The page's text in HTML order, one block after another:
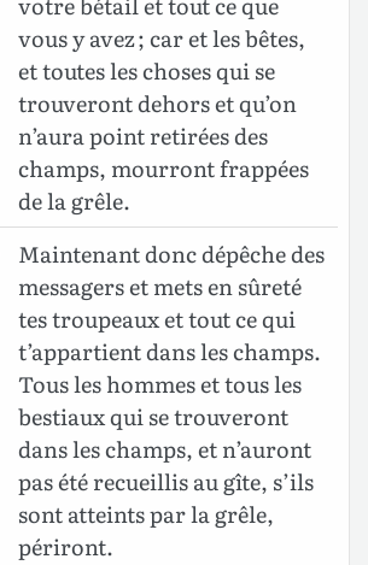
vous y avez ; car et les bêtes,
et toutes les choses qui se
trouveront dehors et qu’on
n’aura point retirées des
champs, mourront frappées
de la grêle.
Maintenant donc dépêche des
messagers et mets en sûreté
tes troupeaux et tout ce qui
t’appartient dans les champs.
Tous les hommes et tous les
bestiaux qui se trouveront
dans les champs, et n’auront
pas été recueillis au gîte, s’ils
sont atteints par la grêle,
périront.